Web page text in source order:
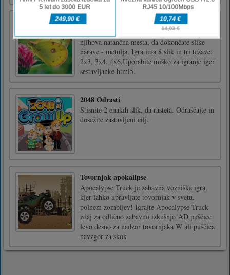
Narava sestavljanka metulj
Povlecite in spustite vse koščke slik na
njihova natančna mesta, da dokončate slike
narave - metulja. Igra ima 8 slik in tri težave:
2x3, 3x4, 4x6.Uporabite miško za igranje iger
sestavljanke html5.
2048 Odrasti
Stisnite 2 enakih slik, da rasteta. Odraščajte in
dosežite zastavljeni cilj.
Tovornjak apokalipse
Apocalypse Truck je zabavna vozniška igra,
kjer lahko upravljate tovornjak v svetu,
polnem zombijev! Igrajte Apocalypse Truck
zdaj za odlično zabavno izkušnjo!AD puščice
levo desno za nadzor tovornjaka W ali puščica
navzgor za skok